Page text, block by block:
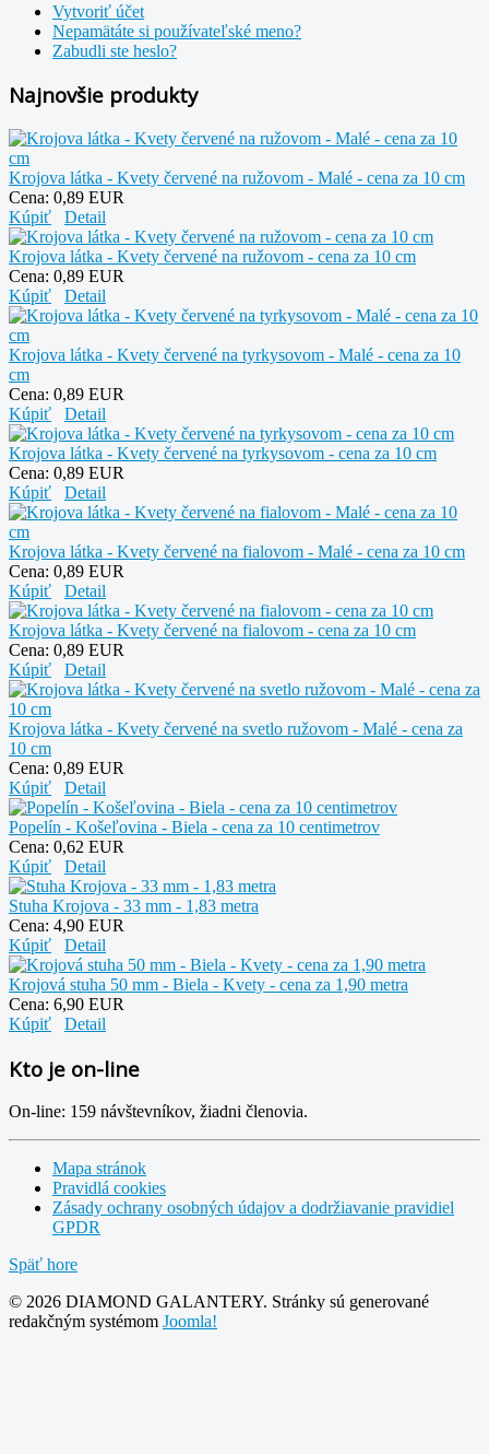
Vytvoriť účet
Nepamätáte si používateľské meno?
Zabudli ste heslo?
Najnovšie produkty
Krojova látka - Kvety červené na ružovom - Malé - cena za 10 cm
Cena: 0,89 EUR
Kúpiť
Detail
Krojova látka - Kvety červené na ružovom - cena za 10 cm
Cena: 0,89 EUR
Kúpiť
Detail
Krojova látka - Kvety červené na tyrkysovom - Malé - cena za 10
cm
Cena: 0,89 EUR
Kúpiť
Detail
Krojova látka - Kvety červené na tyrkysovom - cena za 10 cm
Cena: 0,89 EUR
Kúpiť
Detail
Krojova látka - Kvety červené na fialovom - Malé - cena za 10 cm
Cena: 0,89 EUR
Kúpiť
Detail
Krojova látka - Kvety červené na fialovom - cena za 10 cm
Cena: 0,89 EUR
Kúpiť
Detail
Krojova látka - Kvety červené na svetlo ružovom - Malé - cena za
10 cm
Cena: 0,89 EUR
Kúpiť
Detail
Popelín - Košeľovina - Biela - cena za 10 centimetrov
Cena: 0,62 EUR
Kúpiť
Detail
Stuha Krojova - 33 mm - 1,83 metra
Cena: 4,90 EUR
Kúpiť
Detail
Krojová stuha 50 mm - Biela - Kvety - cena za 1,90 metra
Cena: 6,90 EUR
Kúpiť
Detail
Kto je on-line
On-line: 159 návštevníkov, žiadni členovia.
Mapa stránok
Pravidlá cookies
Zásady ochrany osobných údajov a dodržiavanie pravidiel
GPDR
Späť hore
© 2026 DIAMOND GALANTERY. Stránky sú generované
redakčným systémom Joomla!